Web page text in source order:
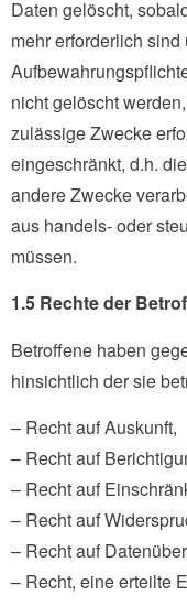
Daten gelöscht,
mehr erforderlich
nicht gelöscht
zulässige Zwecke
eingeschränkt, d.h.
andere Zwecke
aus handels- oder
müssen.
1.5 Rechte der
Betroffene haben
hinsichtlich der sie
– Recht auf Auskunft,
– Recht auf
– Recht auf
– Recht auf
– Recht auf
– Recht, eine erteilte